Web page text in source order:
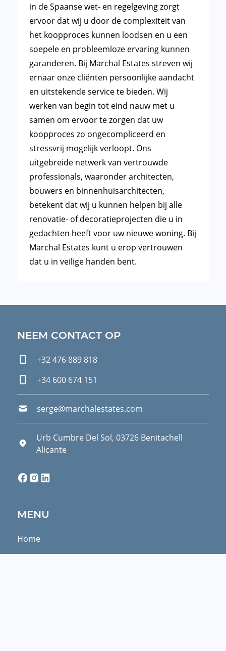
in de Spaanse wet- en regelgeving zorgt
ervoor dat wij u door de complexiteit van
het koopproces kunnen loodsen en u een
soepele en probleemloze ervaring kunnen
garanderen. Bij Marchal Estates streven wij
ernaar onze cliënten persoonlijke aandacht
en uitstekende service te bieden. Wij
werken van begin tot eind nauw met u
samen om ervoor te zorgen dat uw
koopproces zo ongecompliceerd en
stressvrij mogelijk verloopt. Ons
uitgebreide netwerk van vertrouwde
professionals, waaronder architecten,
bouwers en binnenhuisarchitecten,
betekent dat wij u kunnen helpen bij alle
renovatie- of decoratieprojecten die u in
gedachten heeft voor uw nieuwe woning. Bij
Marchal Estates kunt u erop vertrouwen
dat u in veilige handen bent.
NEEM CONTACT OP
+32 476 889 818
+34 600 674 151
serge@marchalestates.com
Urb Cumbre Del Sol, 03726 Benitachell
Alicante
Facebook
Instagram
Linkedin
MENU
Home